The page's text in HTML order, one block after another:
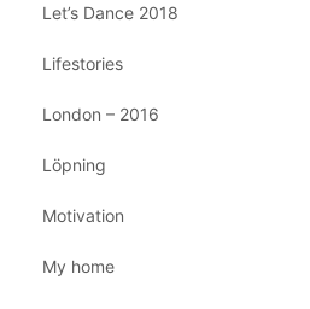
Let’s Dance 2018
Lifestories
London – 2016
Löpning
Motivation
My home